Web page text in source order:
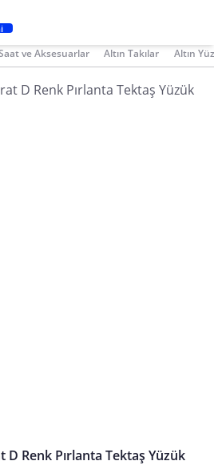
ve Aksesuarlar Altın Takılar Altın
D Renk Pırlanta Tektaş Yüzük